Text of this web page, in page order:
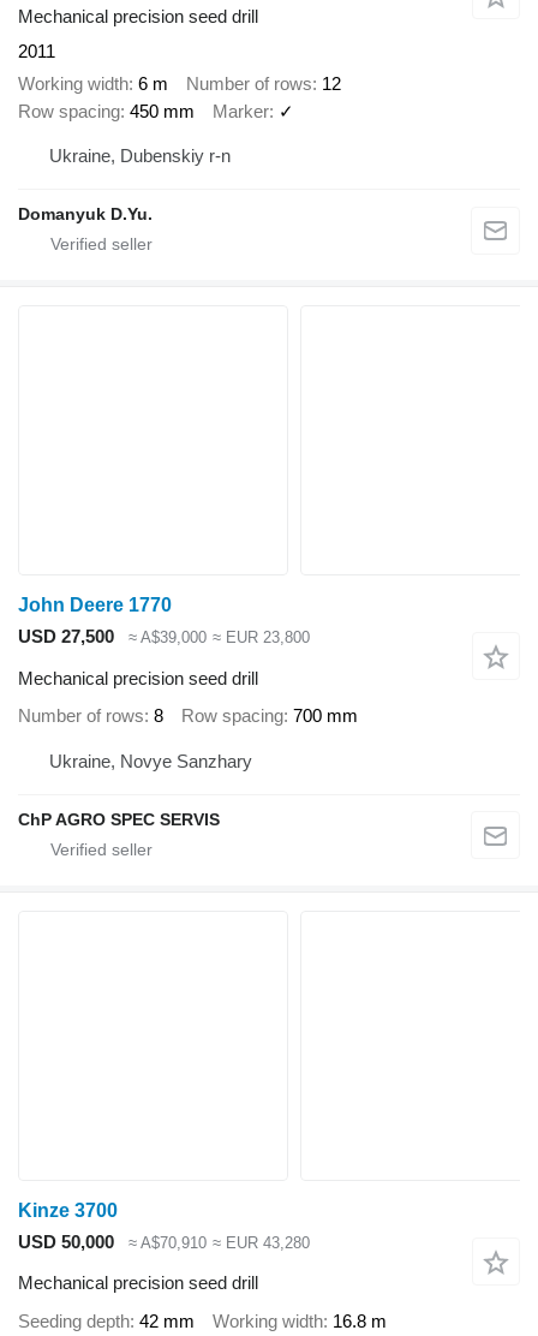
Mechanical precision seed drill
2011
Working width 6 m Number of rows 12
Row spacing 450 mm Marker ✓
Ukraine, Dubenskiy r-n
Domanyuk D.Yu.
John Deere 1770
USD 27,500
≈ A$39,000 ≈ EUR 23,800
Mechanical precision seed drill
Number of rows 8 Row spacing 700 mm
Ukraine, Novye Sanzhary
ChP AGRO SPEC SERVIS
Kinze 3700
USD 50,000
≈ A$70,910 ≈ EUR 43,280
Mechanical precision seed drill
Seeding depth 42 mm Working width 16.8 m